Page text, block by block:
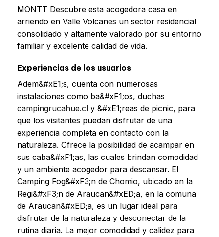
MONTT Descubre esta acogedora casa en
arriendo en Valle Volcanes un sector residencial
consolidado y altamente valorado por su entorno
familiar y excelente calidad de vida.
Experiencias de los usuarios
Adem&#xE1;s, cuenta con numerosas
instalaciones como ba&#xF1;os, duchas
campingrucahue.cl y &#xE1;reas de picnic, para
que los visitantes puedan disfrutar de una
experiencia completa en contacto con la
naturaleza. Ofrece la posibilidad de acampar en
sus caba&#xF1;as, las cuales brindan comodidad
y un ambiente acogedor para descansar. El
Camping Fog&#xF3;n de Chomio, ubicado en la
Regi&#xF3;n de Araucan&#xED;a, en la comuna
de Araucan&#xED;a, es un lugar ideal para
disfrutar de la naturaleza y desconectar de la
rutina diaria. La mejor comodidad y calidez para